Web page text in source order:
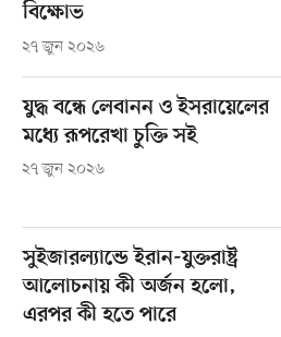
বিক্ষোভ
২৭ জুন ২০২৬
যুদ্ধ বন্ধে লেবানন ও ইসরায়েলের
মধ্যে রূপরেখা চুক্তি সই
২৭ জুন ২০২৬
সুইজারল্যান্ডে ইরান-যুক্তরাষ্ট্র
আলোচনায় কী অর্জন হলো,
এরপর কী হতে পারে